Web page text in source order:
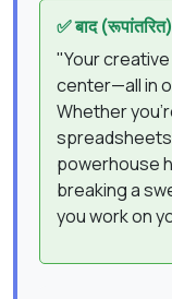
✅ बाद (रूपांतरित)
"Your
center—all in
Whether
powerhouse
breaking a
you work on